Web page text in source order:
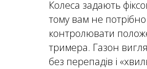
Колеса задають
тому вам не
контролювати
тримера. Газон
без перепадів і